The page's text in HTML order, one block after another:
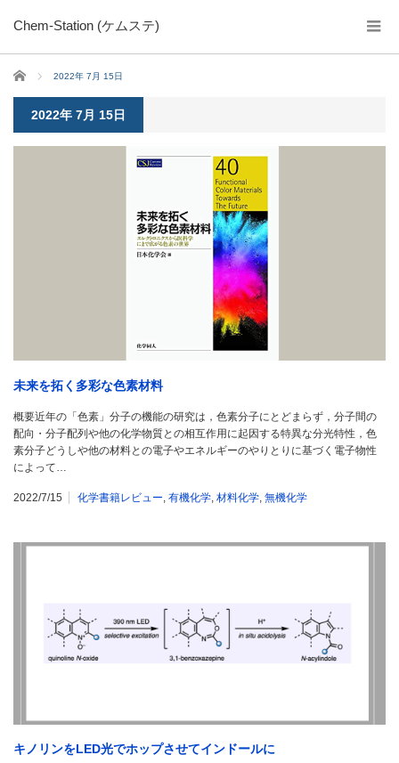
Chem-Station (ケムステ)
ホーム 2022年 7月 15日
2022年 7月 15日
未来を拓く多彩な色素材料
概要近年の「色素」分子の機能の研究は，色素分子にとどまらず，分子間の
配向・分子配列や他の化学物質との相互作用に起因する特異な分光特性，色
素分子どうしや他の材料との電子やエネルギーのやりとりに基づく電子物性
によって…
2022/7/15 化学書籍レビュー 有機化学 材料化学 無機化学
キノリンをLED光でホップさせてインドールに